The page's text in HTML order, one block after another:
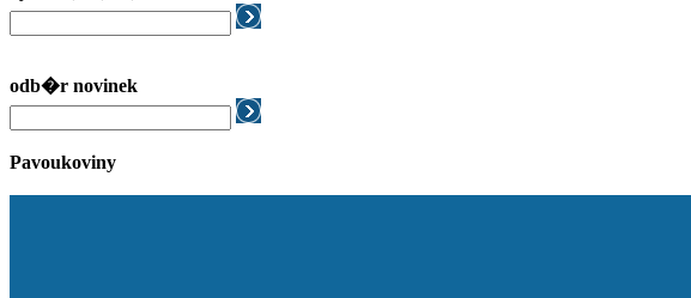
odb�r novinek
Pavoukoviny